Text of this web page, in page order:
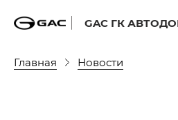
GAC ГК
Главная Новости